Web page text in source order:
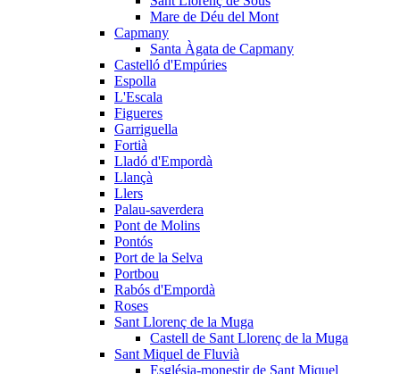
Mare de Déu del Mont
Capmany
Santa Àgata de Capmany
Castelló d'Empúries
Espolla
L'Escala
Figueres
Garriguella
Fortià
Lladó d'Empordà
Llançà
Llers
Palau-saverdera
Pont de Molins
Pontós
Port de la Selva
Portbou
Rabós d'Empordà
Roses
Sant Llorenç de la Muga
Castell de Sant Llorenç de la Muga
Sant Miquel de Fluvià
Església-monestir de Sant Miquel